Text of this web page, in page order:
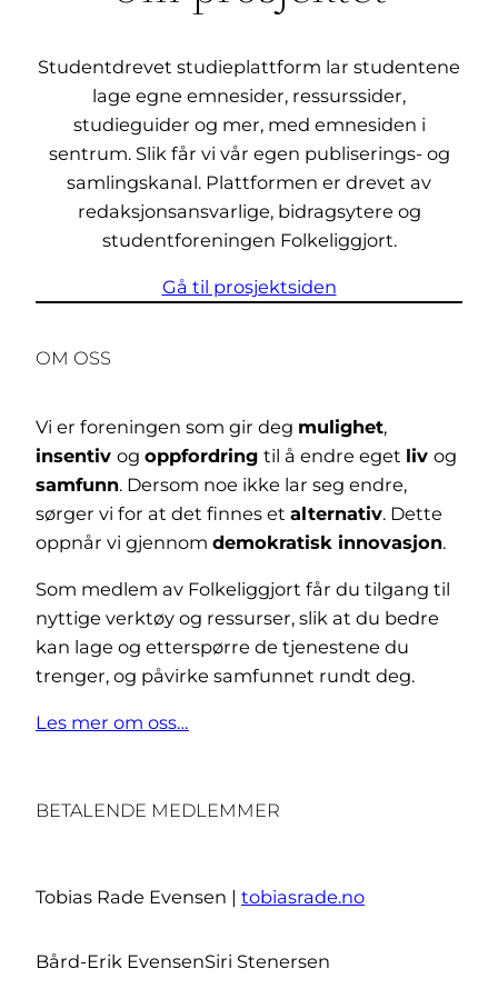
Studentdrevet studieplattform lar studentene
lage egne emnesider, ressurssider,
studieguider og mer, med emnesiden i
sentrum. Slik får vi vår egen publiserings- og
samlingskanal. Plattformen er drevet av
redaksjonsansvarlige, bidragsytere og
studentforeningen Folkeliggjort.
Gå til prosjektsiden
OM OSS
Vi er foreningen som gir deg mulighet,
insentiv og oppfordring til å endre eget liv og
samfunn. Dersom noe ikke lar seg endre,
sørger vi for at det finnes et alternativ. Dette
oppnår vi gjennom demokratisk innovasjon.
Som medlem av Folkeliggjort får du tilgang til
nyttige verktøy og ressurser, slik at du bedre
kan lage og etterspørre de tjenestene du
trenger, og påvirke samfunnet rundt deg.
Les mer om oss…
BETALENDE MEDLEMMER
Tobias Rade Evensen | tobiasrade.no
Bård-Erik EvensenSiri Stenersen